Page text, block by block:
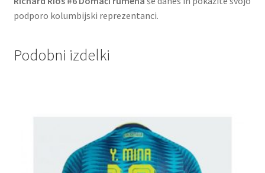
podporo kolumbijski reprezentanci.
Podobni izdelki